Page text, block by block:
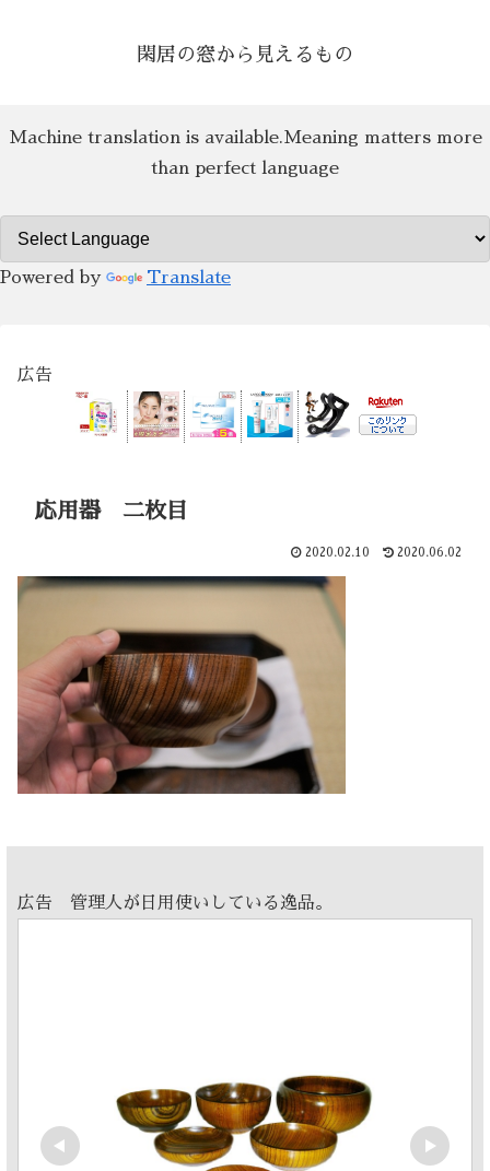
閑居の窓から見えるもの
Machine translation is available.Meaning matters more
than perfect language
Powered by Translate
広告
応用器 二枚目
2020.02.10 2020.06.02
広告 管理人が日用使いしている逸品。